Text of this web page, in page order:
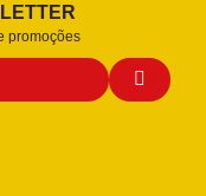
promoções